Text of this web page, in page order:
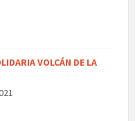
VOLCÁN DE LA